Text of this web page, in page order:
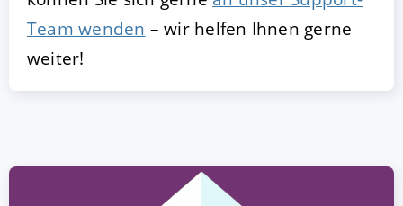
Team wenden – wir helfen Ihnen gerne
weiter!